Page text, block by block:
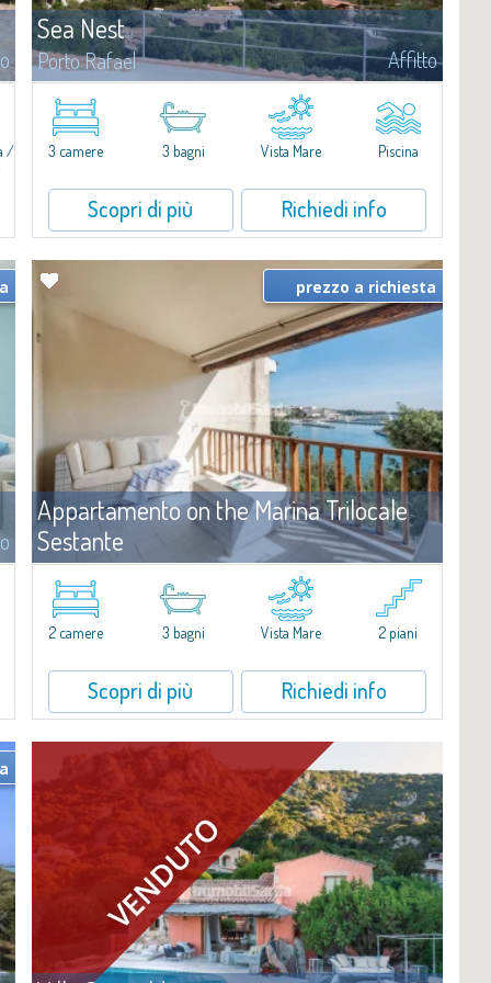
/
Sea Nest
Porto Rafael Affitto
​Nuova acquisizione: splendida villa con 3 camere da letto e 3 bagni,
arricchita da una piscina privata. Spazi luminosi e ben distribuiti,
ideali per vivere il fascino e la tranquillità di Porto Rafael in un...
3 camere 3 bagni Vista Mare Piscina
Scopri di più Richiedi info
Appartamento on the Marina Trilocale
Sestante
Porto Cervo Affitto
​Esclusivo appartamento fronte mare su due livelli, nel cuore della
Marina di Porto Cervo.All’interno de Il Sestante, prestigioso
complesso residenziale immerso in un curato parco condominiale,
prezzo a richiesta
2 camere 3 bagni Vista Mare 2 piani
Scopri di più Richiedi info